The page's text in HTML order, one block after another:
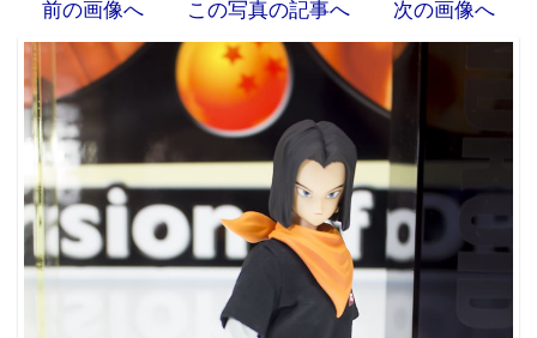
前の画像へ この写真の記事へ 次の画像へ